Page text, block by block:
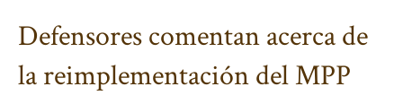
Defensores comentan acerca de
la reimplementación del MPP